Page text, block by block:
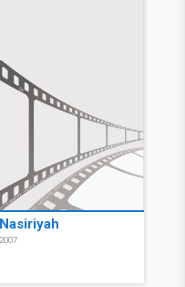
Nasiriyah
2007